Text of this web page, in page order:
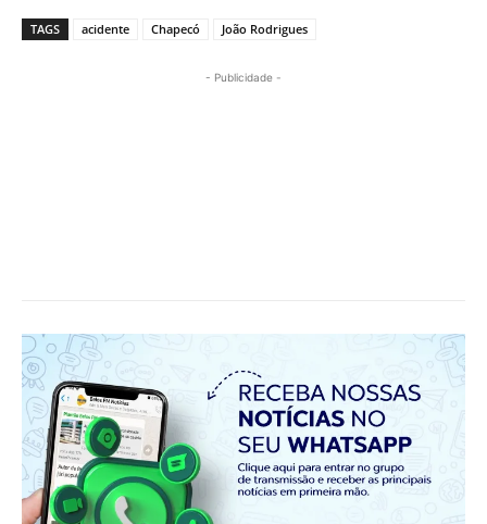
TAGS acidente Chapecó João Rodrigues
- Publicidade -